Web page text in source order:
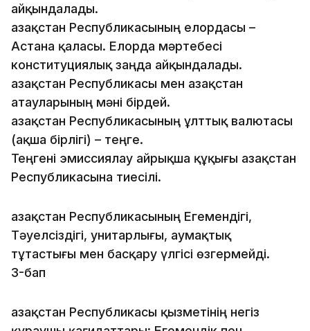
айқындалады.
Қазақстан Республикасының елордасы –
Астана қаласы. Елорда мәртебесі
конституциялық заңда айқындалады.
Қазақстан Республикасы мен Қазақстан
атауларының мәні бірдей.
Қазақстан Республикасының ұлттық валютасы
(ақша бірлігі) – теңге.
Теңгені эмиссиялау айрықша құқығы Қазақстан
Республикасына тиесілі.
Қазақстан Республикасының Егемендігі,
Тәуелсіздігі, уни­тарлығы, аумақтық
тұтастығы мен басқару үлгісі өзгермейді.
3-бап
Қазақстан Республикасы қызметінің негіз